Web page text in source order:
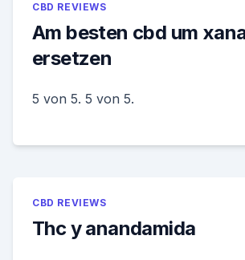
CBD REVIEWS
Am besten cbd um
ersetzen
5 von 5. 5 von 5.
CBD REVIEWS
Thc y anandamida